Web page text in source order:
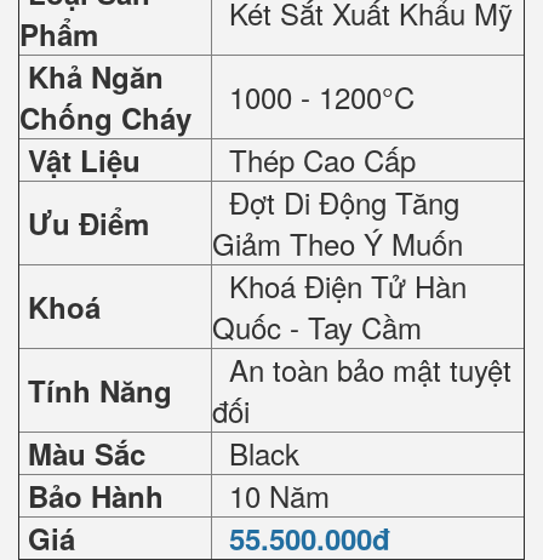
Phẩm
Két Sắt Xuất Khẩu Mỹ
Khả Ngăn
Chống Cháy
1000 - 1200°C
Vật Liệu Thép Cao Cấp
Ưu Điểm
Đợt Di Động Tăng
Giảm Theo Ý Muốn
Khoá
Khoá Điện Tử Hàn
Quốc - Tay Cầm
Tính Năng
An toàn bảo mật tuyệt
đối
Màu Sắc Black
Bảo Hành 10 Năm
Giá 55.500.000đ